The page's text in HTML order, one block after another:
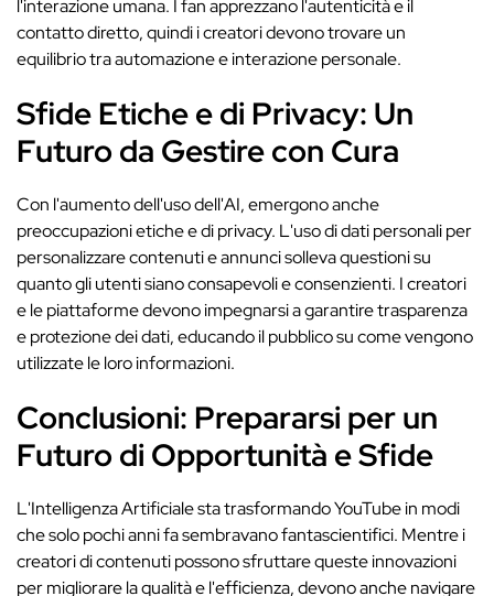
l'interazione umana. I fan apprezzano l'autenticità e il
contatto diretto, quindi i creatori devono trovare un
equilibrio tra automazione e interazione personale.
Sfide Etiche e di Privacy: Un
Futuro da Gestire con Cura
Con l'aumento dell'uso dell'AI, emergono anche
preoccupazioni etiche e di privacy. L'uso di dati personali per
personalizzare contenuti e annunci solleva questioni su
quanto gli utenti siano consapevoli e consenzienti. I creatori
e le piattaforme devono impegnarsi a garantire trasparenza
e protezione dei dati, educando il pubblico su come vengono
utilizzate le loro informazioni.
Conclusioni: Prepararsi per un
Futuro di Opportunità e Sfide
L'Intelligenza Artificiale sta trasformando YouTube in modi
che solo pochi anni fa sembravano fantascientifici. Mentre i
creatori di contenuti possono sfruttare queste innovazioni
per migliorare la qualità e l'efficienza, devono anche navigare